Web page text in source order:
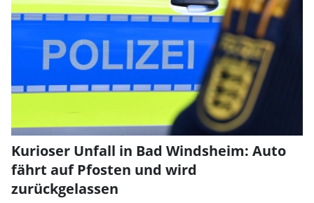
Kurioser Unfall in Bad Windsheim: Auto
fährt auf Pfosten und wird
zurückgelassen